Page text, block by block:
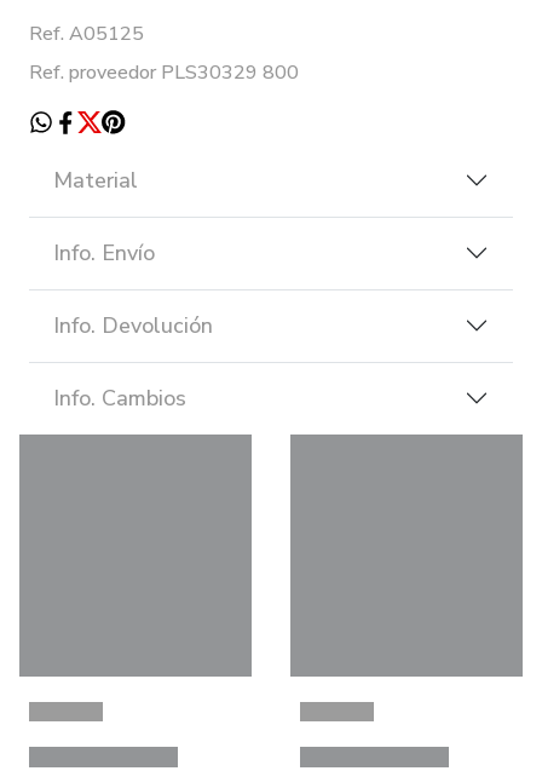
Ref. A05125
Ref. proveedor PLS30329 800
Material
Info. Envío
Info. Devolución
Info. Cambios